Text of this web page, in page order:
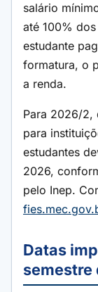
salário
até 100%
estudante
formatura, o
a renda.
Para 2026/2,
para
estudantes
2026,
pelo Inep.
Datas
semestre